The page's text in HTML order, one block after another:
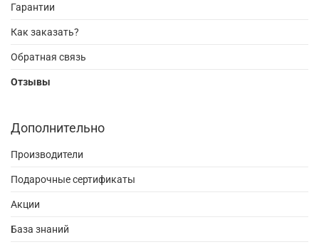
Гарантии
Как заказать?
Обратная связь
Отзывы
Дополнительно
Производители
Подарочные сертификаты
Акции
База знаний